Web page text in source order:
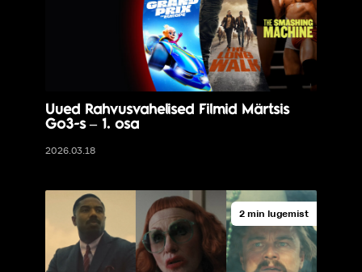
Uued Rahvusvahelised Filmid Märtsis
Go3-s – 1. osa
2026.03.18
2 min lugemist